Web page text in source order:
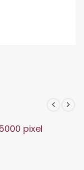
pixel